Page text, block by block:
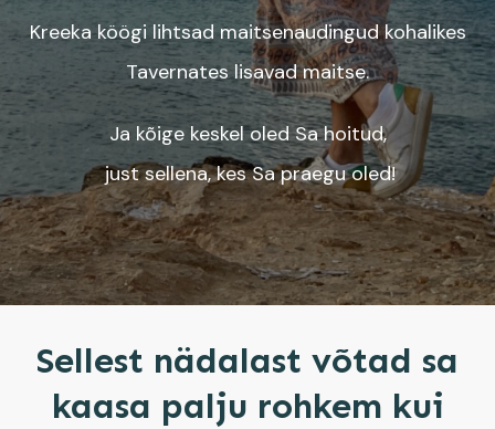
Kreeka köögi lihtsad maitsenaudingud kohalikes
Tavernates lisavad maitse.
Ja kõige keskel oled Sa hoitud,
just sellena, kes Sa praegu oled!
Sellest nädalast võtad sa
kaasa palju rohkem kui